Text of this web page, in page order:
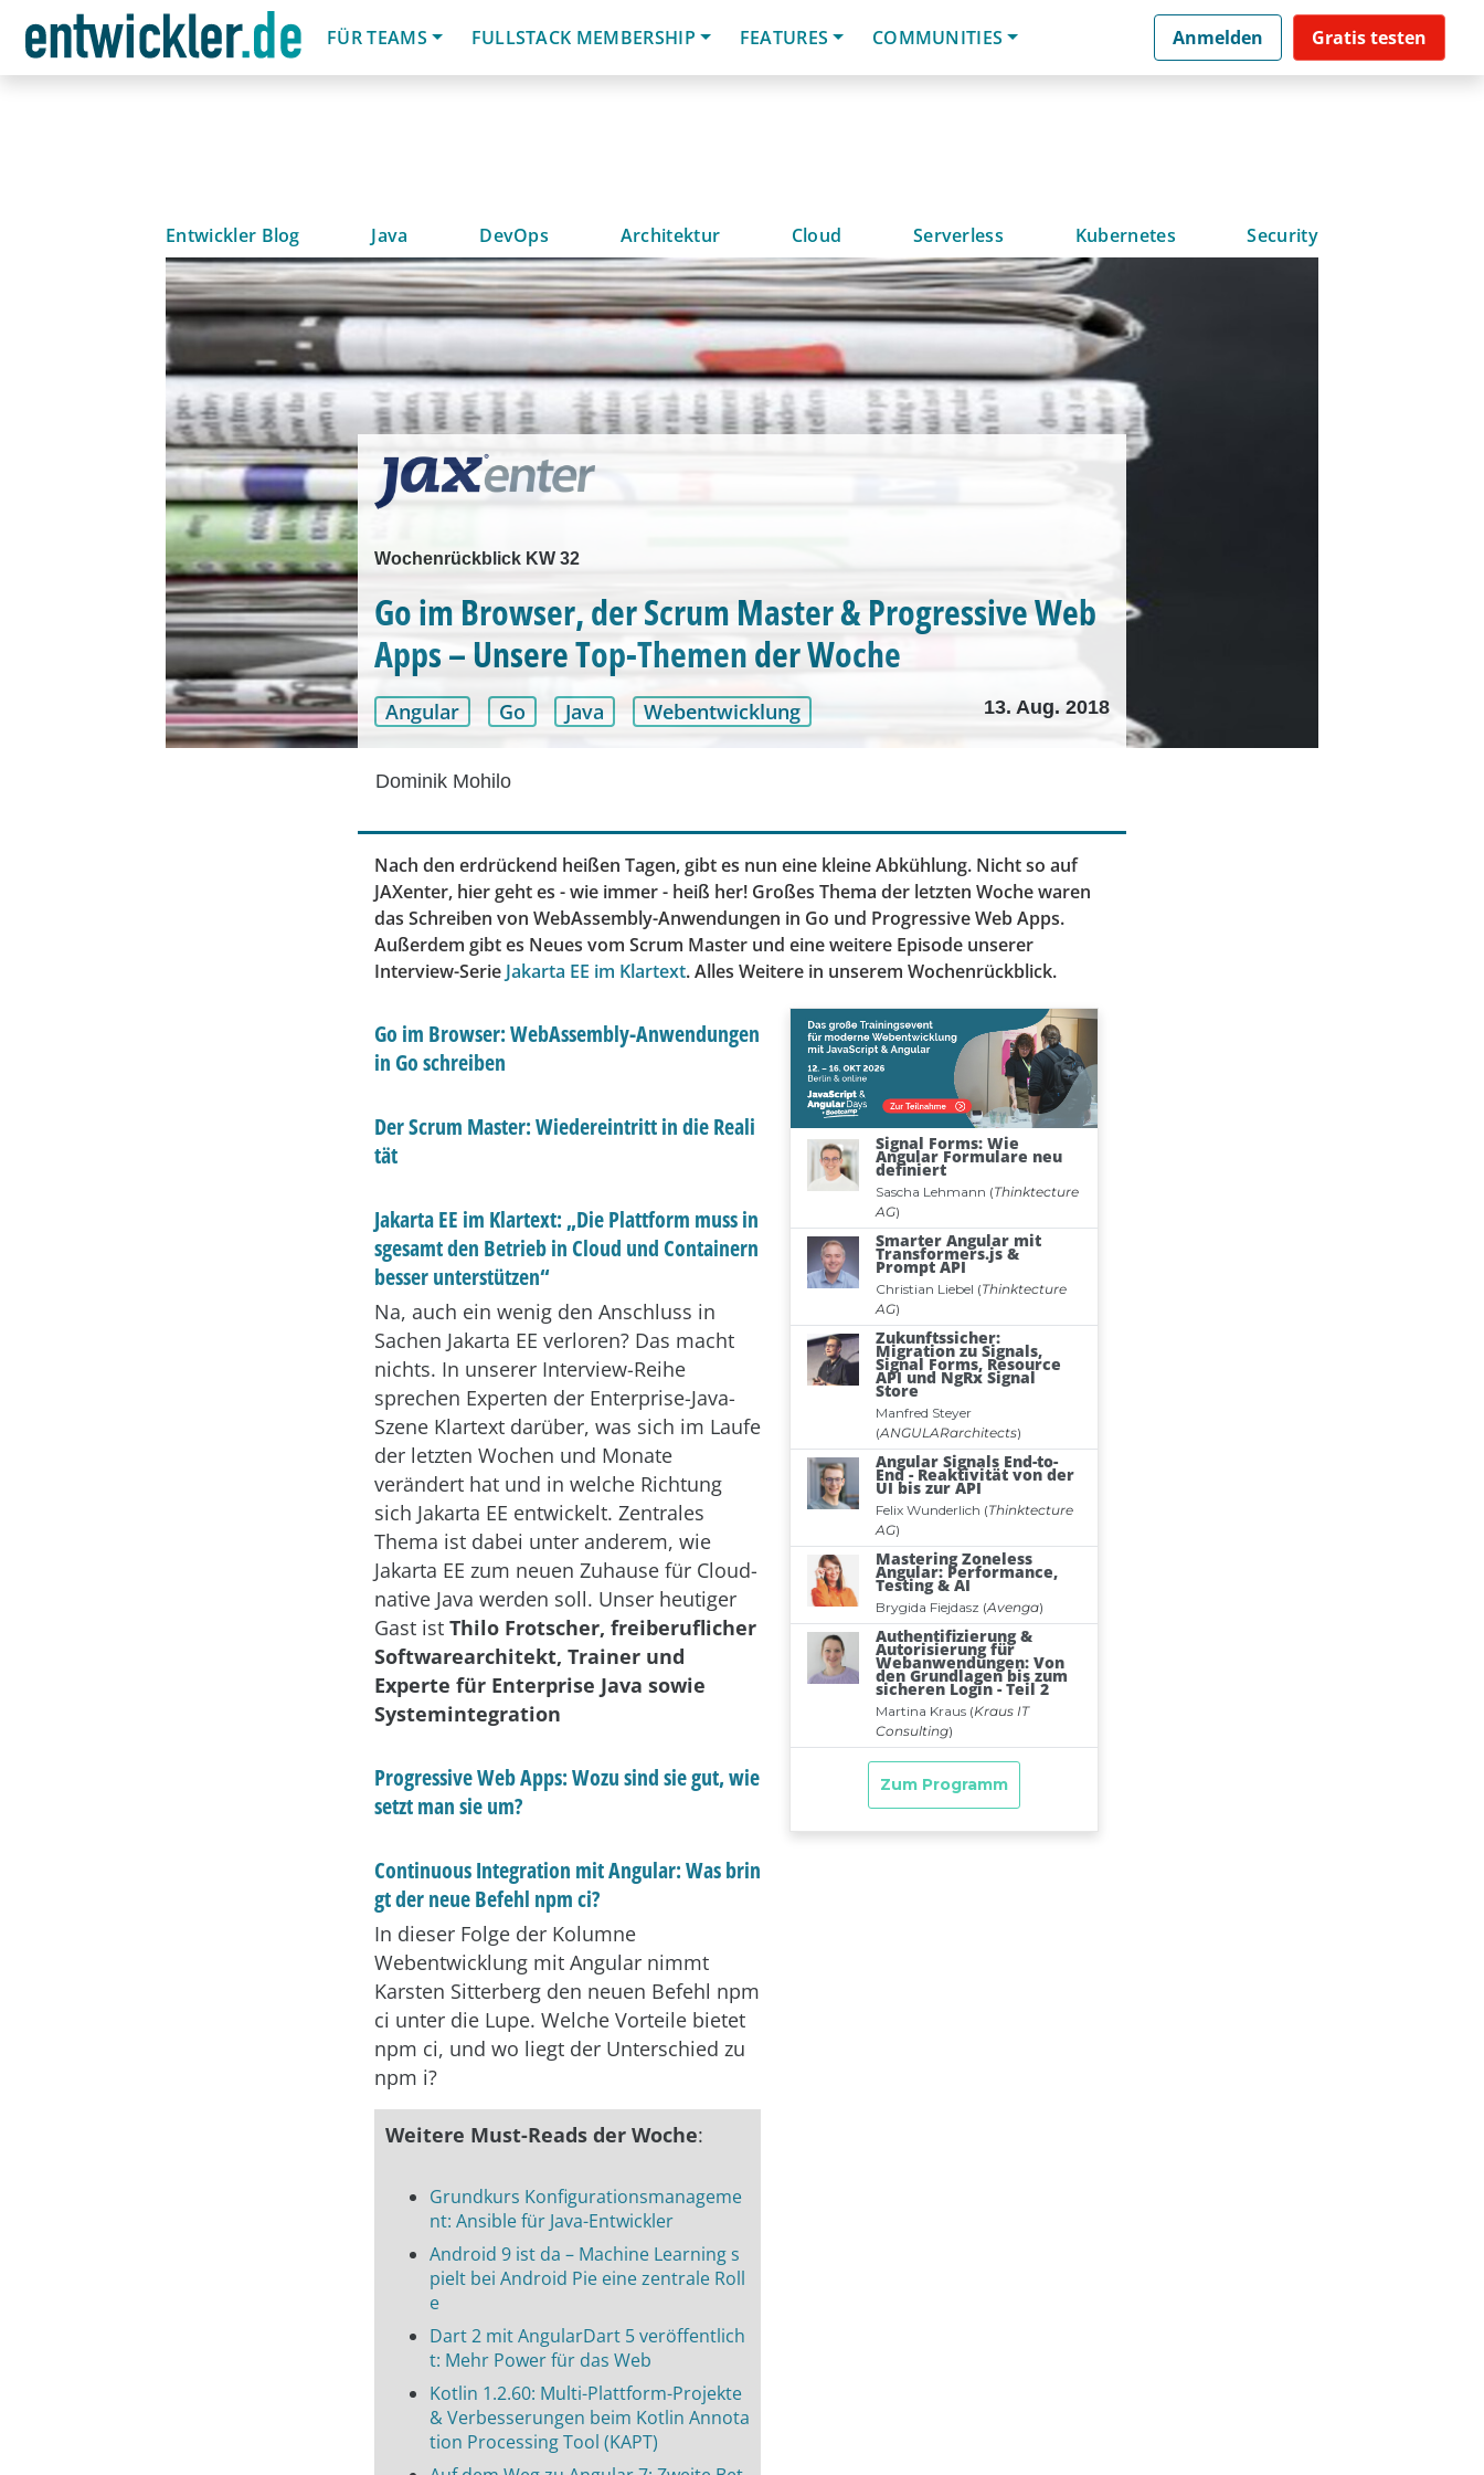
FÜR TEAMS
FULLSTACK MEMBERSHIP FEATURES COMMUNITIES Anmelden Gratis testen
Entwickler Blog Java DevOps Architektur Cloud Serverless Kubernetes Security
Wochenrückblick KW 32
Go im Browser, der Scrum Master & Progressive Web
Apps – Unsere Top-Themen der Woche
Angular Go Java Webentwicklung 13. Aug. 2018
Dominik Mohilo
Nach den erdrückend heißen Tagen, gibt es nun eine kleine Abkühlung. Nicht so auf
JAXenter, hier geht es - wie immer - heiß her! Großes Thema der letzten Woche waren
das Schreiben von WebAssembly-Anwendungen in Go und Progressive Web Apps.
Außerdem gibt es Neues vom Scrum Master und eine weitere Episode unserer
Interview-Serie Jakarta EE im Klartext. Alles Weitere in unserem Wochenrückblick.
Go im Browser: WebAssembly-Anwendungen
in Go schreiben
Der Scrum Master: Wiedereintritt in die Reali
tät
Jakarta EE im Klartext: „Die Plattform muss in
sgesamt den Betrieb in Cloud und Containern
besser unterstützen“
Na, auch ein wenig den Anschluss in
Sachen Jakarta EE verloren? Das macht
nichts. In unserer Interview-Reihe
sprechen Experten der Enterprise-Java-
Szene Klartext darüber, was sich im Laufe
der letzten Wochen und Monate
verändert hat und in welche Richtung
sich Jakarta EE entwickelt. Zentrales
Thema ist dabei unter anderem, wie
Jakarta EE zum neuen Zuhause für Cloud-
native Java werden soll. Unser heutiger
Gast ist Thilo Frotscher, freiberuflicher
Softwarearchitekt, Trainer und
Experte für Enterprise Java sowie
Systemintegration
Progressive Web Apps: Wozu sind sie gut, wie
setzt man sie um?
Continuous Integration mit Angular: Was brin
gt der neue Befehl npm ci?
In dieser Folge der Kolumne
Webentwicklung mit Angular nimmt
Karsten Sitterberg den neuen Befehl npm
ci unter die Lupe. Welche Vorteile bietet
npm ci, und wo liegt der Unterschied zu
npm i?
Weitere Must-Reads der Woche:
Grundkurs Konfigurationsmanageme
nt: Ansible für Java-Entwickler
Android 9 ist da – Machine Learning s
pielt bei Android Pie eine zentrale Roll
e
Dart 2 mit AngularDart 5 veröffentlich
t: Mehr Power für das Web
Kotlin 1.2.60: Multi-Plattform-Projekte
& Verbesserungen beim Kotlin Annota
tion Processing Tool (KAPT)